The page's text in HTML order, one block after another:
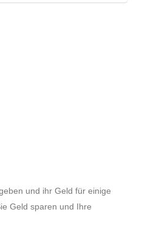
und ihr Geld für einige
Geld sparen und Ihre